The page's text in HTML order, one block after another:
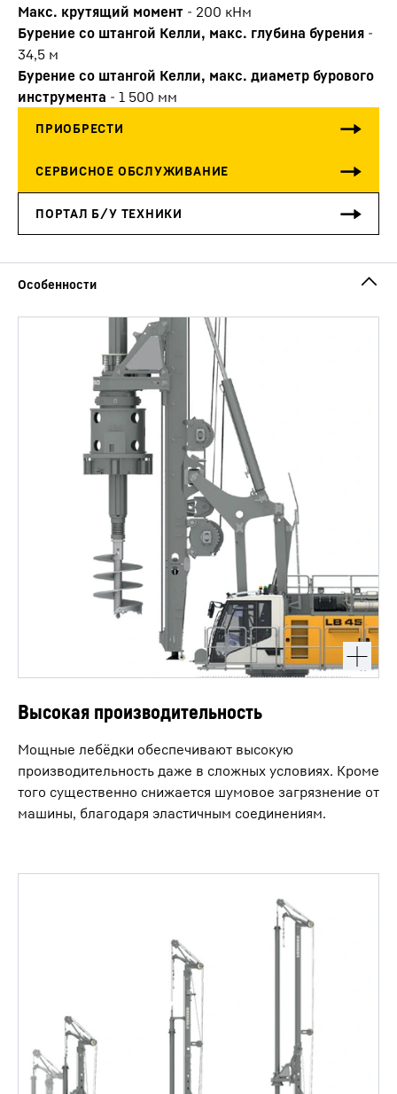
Макс. крутящий момент - 200 кНм
Бурение со штангой Келли, макс. глубина бурения -
34,5 м
Бурение со штангой Келли, макс. диаметр бурового
инструмента - 1 500 мм
Высокая производительность
Мощные лебёдки обеспечивают высокую
производительность даже в сложных условиях. Кроме
того существенно снижается шумовое загрязнение от
машины, благодаря эластичным соединениям.